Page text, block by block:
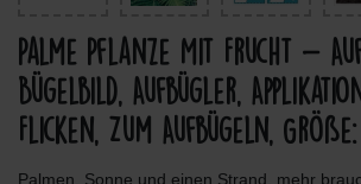
Palme Pflanze Mit Frucht -
Bügelbild, Aufbügler,
Flicken, Zum Aufbügeln,
Palmen, Sonne und einen Strand, mehr